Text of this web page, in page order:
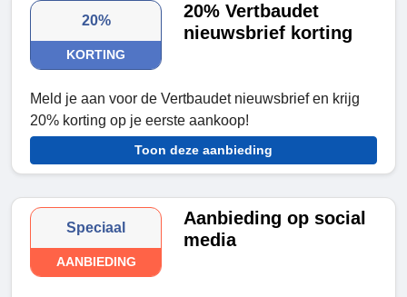
20%
KORTING
20% Vertbaudet
nieuwsbrief korting
Meld je aan voor de Vertbaudet nieuwsbrief en krijg
20% korting op je eerste aankoop!
Toon deze aanbieding
Speciaal
AANBIEDING
Aanbieding op social
media